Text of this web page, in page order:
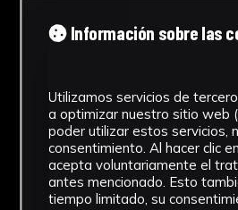
Información sobre las
Utilizamos servicios de
a optimizar nuestro sitio web
poder utilizar estos servicios,
consentimiento. Al hacer clic
acepta voluntariamente el
antes mencionado. Esto
tiempo limitado, su